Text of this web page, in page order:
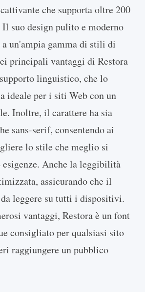
che supporta oltre 200
suo design pulito e moderno
a un'ampia gamma di stili di
principali vantaggi di Restora
linguistico, che lo
ideale per i siti Web con un
Inoltre, il carattere ha sia
sans-serif, consentendo ai
lo stile che meglio si
Anche la leggibilità
assicurando che il
leggere su tutti i dispositivi.
vantaggi, Restora è un font
consigliato per qualsiasi sito
raggiungere un pubblico